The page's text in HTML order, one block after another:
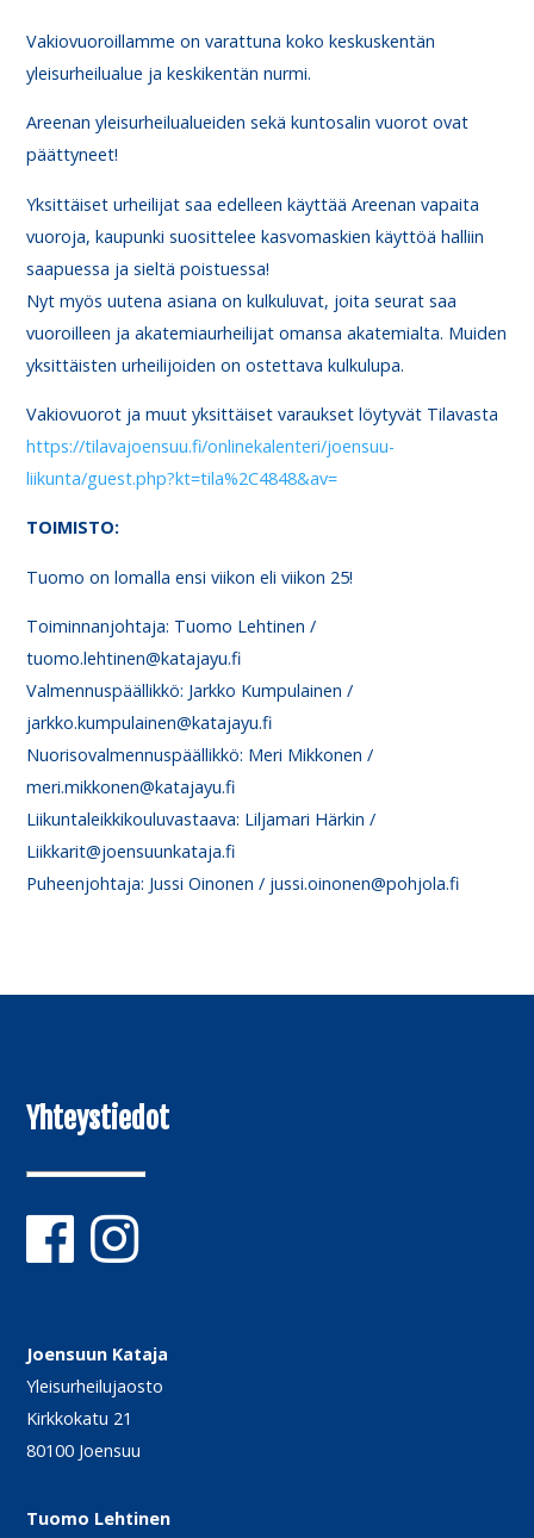
Vakiovuoroillamme on varattuna koko keskuskentän
yleisurheilualue ja keskikentän nurmi.
Areenan yleisurheilualueiden sekä kuntosalin vuorot ovat
päättyneet!
Yksittäiset urheilijat saa edelleen käyttää Areenan vapaita
vuoroja, kaupunki suosittelee kasvomaskien käyttöä halliin
saapuessa ja sieltä poistuessa!
Nyt myös uutena asiana on kulkuluvat, joita seurat saa
vuoroilleen ja akatemiaurheilijat omansa akatemialta. Muiden
yksittäisten urheilijoiden on ostettava kulkulupa.
Vakiovuorot ja muut yksittäiset varaukset löytyvät Tilavasta
https://tilavajoensuu.fi/onlinekalenteri/joensuu-
liikunta/guest.php?kt=tila%2C4848&av=
TOIMISTO:
Tuomo on lomalla ensi viikon eli viikon 25!
Toiminnanjohtaja: Tuomo Lehtinen /
tuomo.lehtinen@katajayu.fi
Valmennuspäällikkö: Jarkko Kumpulainen /
jarkko.kumpulainen@katajayu.fi
Nuorisovalmennuspäällikkö: Meri Mikkonen /
meri.mikkonen@katajayu.fi
Liikuntaleikkikouluvastaava: Liljamari Härkin /
Liikkarit@joensuunkataja.fi
Puheenjohtaja: Jussi Oinonen / jussi.oinonen@pohjola.fi
Yhteystiedot
Joensuun Kataja
Yleisurheilujaosto
Kirkkokatu 21
80100 Joensuu
Tuomo Lehtinen